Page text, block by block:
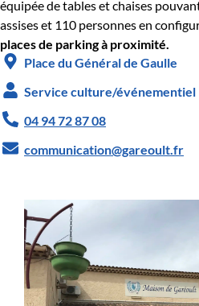
équipée de tables et chaises
assises et 110 personnes en
places de parking à proximité.
Place du Général de Gaulle
Service culture/événementiel
04 94 72 87 08
communication@gareoult.fr